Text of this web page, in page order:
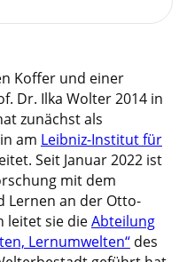
Koffer und einer
Dr. Ilka Wolter 2014 in
zunächst als
am Leibniz-Institut für
Seit Januar 2022 ist
mit dem
Lernen an der Otto-
leitet sie dieAbteilung
Lernumwelten“des